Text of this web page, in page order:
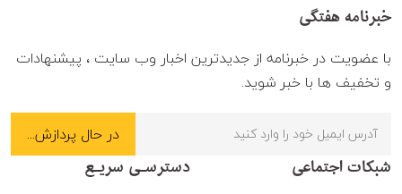
خبرنامه هفتگی
با عضویت در خبرنامه از جدیدترین اخبار وب سایت ، پیشنهادات
و تخفیف ها با خبر شوید.
شبکات اجتماعی دسترسـی سریـع